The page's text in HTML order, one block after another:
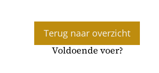
Terug naar overzicht
Voldoende voer?